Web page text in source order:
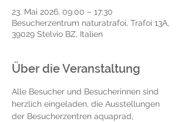
23. Mai 2026, 09:00 – 17:30
Besucherzentrum naturatrafoi, Trafoi 13A,
39029 Stelvio BZ, Italien
Über die Veranstaltung
Alle Besucher und Besucherinnen sind
herzlich eingeladen, die Ausstellungen
der Besucherzentren aquaprad,